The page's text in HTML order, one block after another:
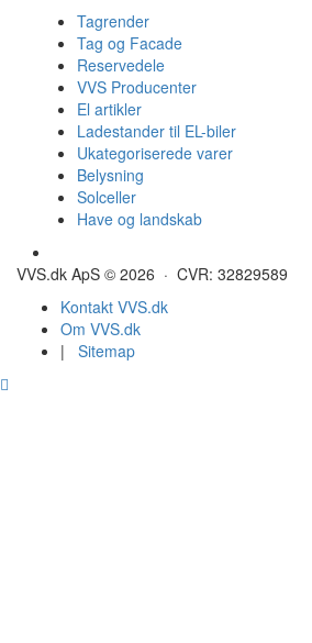
Tagrender
Tag og Facade
Reservedele
VVS Producenter
El artikler
Ladestander til EL-biler
Ukategoriserede varer
Belysning
Solceller
Have og landskab
VVS.dk ApS © 2026 · CVR: 32829589
Kontakt VVS.dk
Om VVS.dk
| Sitemap